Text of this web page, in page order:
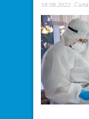
18.08.2022, Сила